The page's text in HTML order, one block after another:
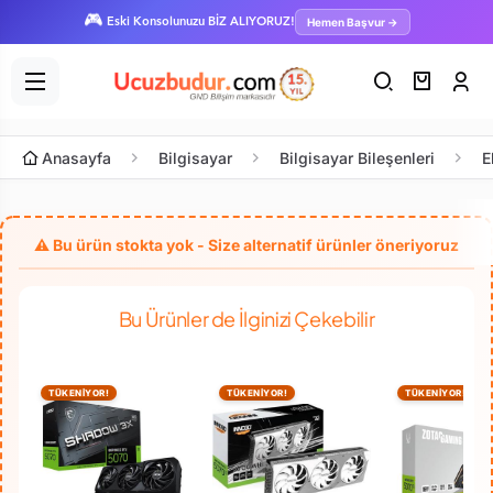
🎮 Eski Konsolunuzu BİZ ALIYORUZ! Hemen Başvur →
Anasayfa Bilgisayar Bilgisayar Bileşenleri
Bu Ürünler de İlginizi Çekebilir
TÜKENİYOR! TÜKENİYOR! TÜKENİYOR!